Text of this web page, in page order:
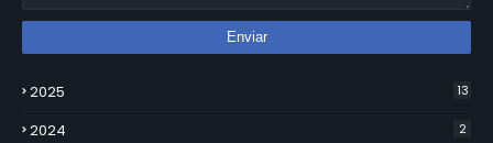
2025 13
2024 2